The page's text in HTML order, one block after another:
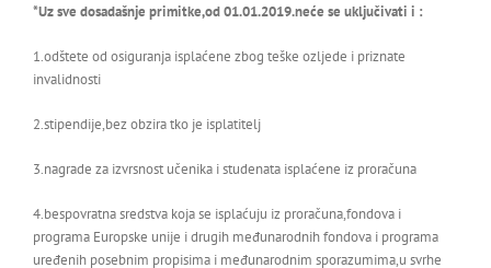
*Uz sve dosadašnje primitke,od 01.01.2019.neće se uključivati i :
1.odštete od osiguranja isplaćene zbog teške ozljede i priznate
invalidnosti
2.stipendije,bez obzira tko je isplatitelj
3.nagrade za izvrsnost učenika i studenata isplaćene iz proračuna
4.bespovratna sredstva koja se isplaćuju iz proračuna,fondova i
programa Europske unije i drugih međunarodnih fondova i programa
uređenih posebnim propisima i međunarodnim sporazumima,u svrhe